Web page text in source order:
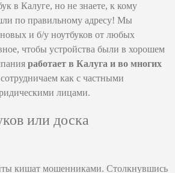
в Калуге, но не знаете, к кому
по правильному адресу! Мы
новых и б/у ноутбуков от любых
чтобы устройства были в хорошем
работает в Калуга и во многих
как с частными
лицами.
или доска
кишат мошенниками. Столкнувшись